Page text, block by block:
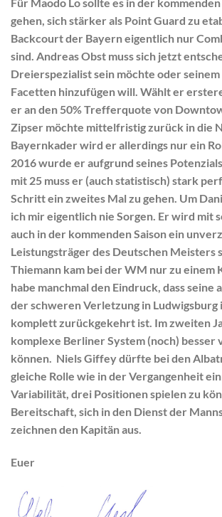
gehen, sich stärker als Point Guard zu
Backcourt der Bayern eigentlich nur
sind. Andreas Obst muss sich jetzt
Dreierspezialist sein möchte oder
Facetten hinzufügen will. Wählt er
er an den 50% Trefferquote von
Zipser möchte mittelfristig zurück in die
Bayernkader wird er allerdings nur ein
2016 wurde er aufgrund seines
mit 25 muss er (auch statistisch) stark
Schritt ein zweites Mal zu gehen. Um
ich mir eigentlich nie Sorgen. Er wird mit
auch in der kommenden Saison ein
Leistungsträger des Deutschen Meisters
Thiemann kam bei der WM nur zu einem
habe manchmal den Eindruck, dass seine
der schweren Verletzung in Ludwigsburg
komplett zurückgekehrt ist. Im zweiten
komplexe Berliner System (noch)
können. Niels Giffeydürfte bei den
gleiche Rolle wie in der Vergangenheit
Variabilität, drei Positionen spielen zu
Bereitschaft, sich in den Dienst der
zeichnen den Kapitän aus.
Euer